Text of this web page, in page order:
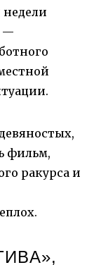
недели
—
фильм,
ракурса и